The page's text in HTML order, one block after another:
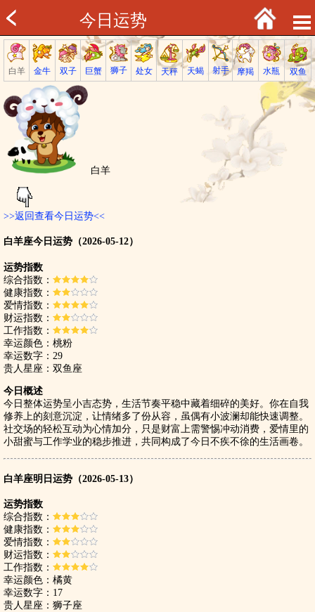
今日运势
白羊 金牛 双子 巨蟹 狮子 处女 天秤 天蝎 射手 摩羯 水瓶 双鱼
白羊
>>返回查看今日运势<<
白羊座今日运势（2026-05-12）
运势指数
综合指数：
健康指数：
爱情指数：
财运指数：
工作指数：
幸运颜色：桃粉
幸运数字：29
贵人星座：双鱼座
今日概述
今日整体运势呈小吉态势，生活节奏平稳中藏着细碎的美好。你在自我
修养上的刻意沉淀，让情绪多了份从容，虽偶有小波澜却能快速调整。
社交场的轻松互动为心情加分，只是财富上需警惕冲动消费，爱情里的
小甜蜜与工作学业的稳步推进，共同构成了今日不疾不徐的生活画卷。
白羊座明日运势（2026-05-13）
运势指数
综合指数：
健康指数：
爱情指数：
财运指数：
工作指数：
幸运颜色：橘黄
幸运数字：17
贵人星座：狮子座